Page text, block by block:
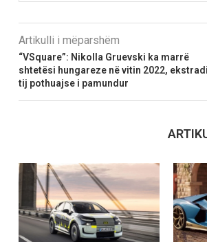
Artikulli i mëparshëm
“VSquare”: Nikolla Gruevski ka marrë
shtetësi hungareze në vitin 2022,
tij pothuajse i pamundur